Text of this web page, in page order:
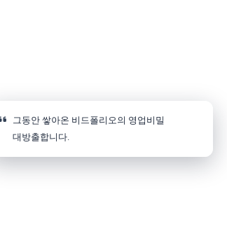
그동안 쌓아온 비드폴리오의 영업비밀
대방출합니다.